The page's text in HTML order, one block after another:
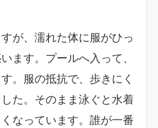
が、濡れた体に服がひっ
ます。プールへ入って、
。服の抵抗で、歩きにく
た。そのまま泳ぐと水着
なっています。誰が一番